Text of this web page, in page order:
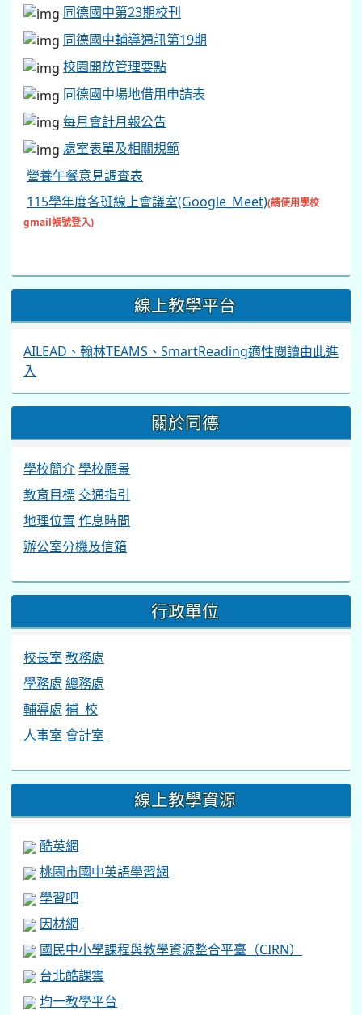
同德國中第23期校刊
同德國中輔導通訊第19期
校園開放管理要點
同德國中場地借用申請表
每月會計月報公告
處室表單及相關規範
營養午餐意見調查表
115學年度各班線上會議室(Google_Meet)(請使用學校
gmail帳號登入)
線上教學平台
AILEAD、翰林TEAMS、SmartReading適性閱讀由此進
入
關於同德
學校簡介學校願景
教育目標 交通指引
地理位置 作息時間
辦公室分機及信箱
行政單位
校長室 教務處
學務處 總務處
輔導處 補 校
人事室 會計室
線上教學資源
酷英網
桃園市國中英語學習網
學習吧
因材網
國民中小學課程與教學資源整合平臺（CIRN）
台北酷課雲
均一教學平台